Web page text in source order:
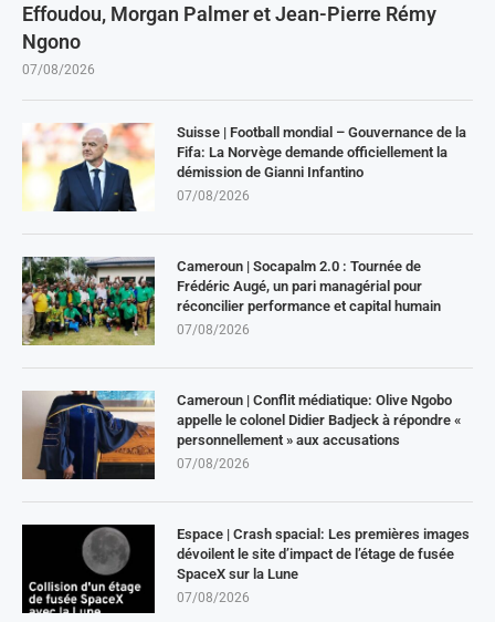
Effoudou, Morgan Palmer et Jean-Pierre Rémy
Ngono
07/08/2026
Suisse | Football mondial – Gouvernance de la
Fifa: La Norvège demande officiellement la
démission de Gianni Infantino
07/08/2026
Cameroun | Socapalm 2.0 : Tournée de
Frédéric Augé, un pari managérial pour
réconcilier performance et capital humain
07/08/2026
Cameroun | Conflit médiatique: Olive Ngobo
appelle le colonel Didier Badjeck à répondre «
personnellement » aux accusations
07/08/2026
Espace | Crash spacial: Les premières images
dévoilent le site d’impact de l’étage de fusée
SpaceX sur la Lune
07/08/2026